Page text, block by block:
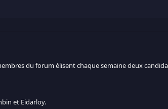
du forum élisent chaque semaine deux
et Eidarloy.